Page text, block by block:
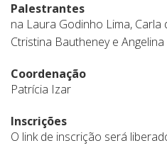
Palestrantes
na Laura Godinho Lima, Carla
Ctristina Bautheney e
Coordenação
Patrícia Izar
Inscrições
O link de inscrição será